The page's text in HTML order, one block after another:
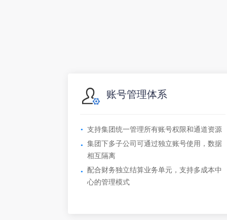
账号管理体系
支持集团统一管理所有账号权限和通道资源
集团下多子公司可通过独立账号使用，数据
相互隔离
配合财务独立结算业务单元，支持多成本中
心的管理模式